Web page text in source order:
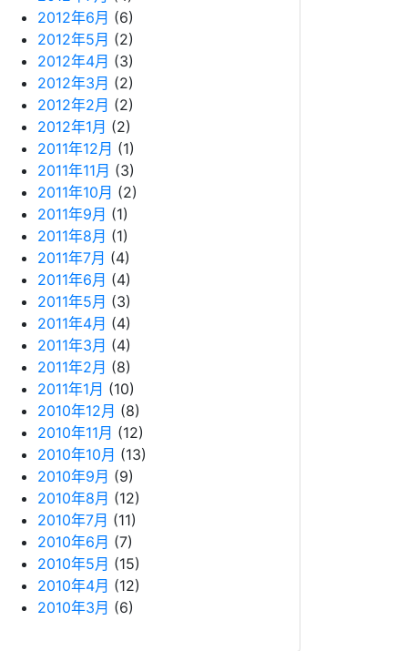
2012年6月 (6)
2012年5月 (2)
2012年4月 (3)
2012年3月 (2)
2012年2月 (2)
2012年1月 (2)
2011年12月 (1)
2011年11月 (3)
2011年10月 (2)
2011年9月 (1)
2011年8月 (1)
2011年7月 (4)
2011年6月 (4)
2011年5月 (3)
2011年4月 (4)
2011年3月 (4)
2011年2月 (8)
2011年1月 (10)
2010年12月 (8)
2010年11月 (12)
2010年10月 (13)
2010年9月 (9)
2010年8月 (12)
2010年7月 (11)
2010年6月 (7)
2010年5月 (15)
2010年4月 (12)
2010年3月 (6)